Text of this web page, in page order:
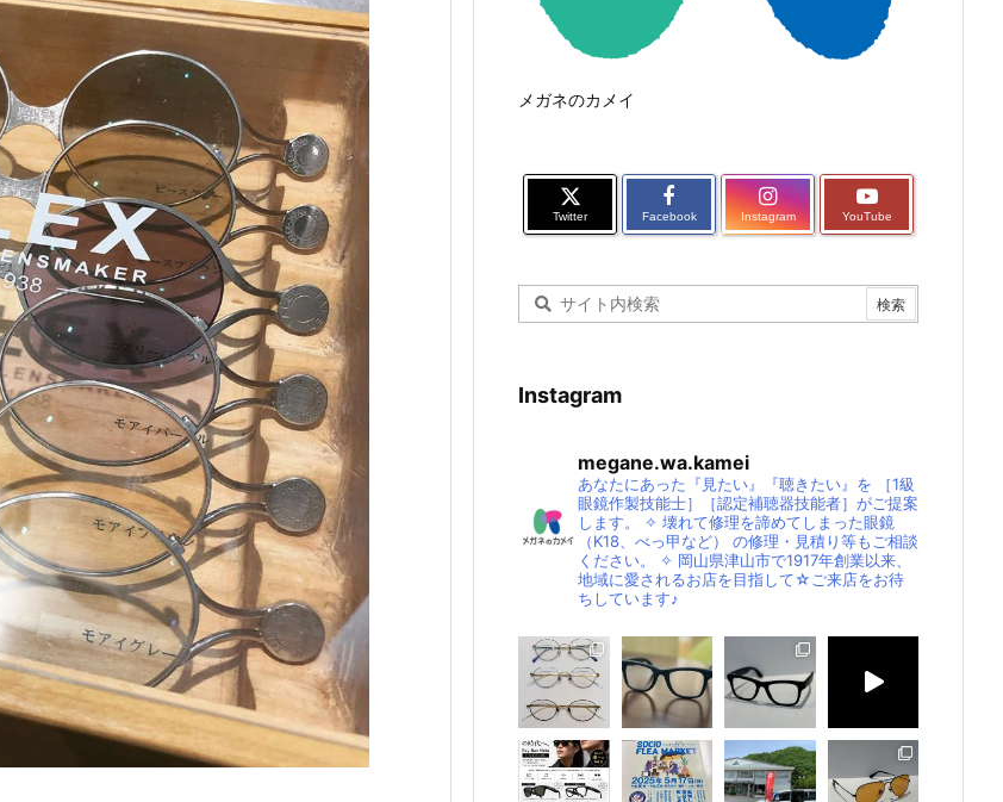
メガネのカメイ
Twitter Facebook Instagram YouTube
Instagram
megane.wa.kamei
あなたにあった『見たい』『聴きたい』を ［1級
眼鏡作製技能士］［認定補聴器技能者］がご提案
します。
✧ 壊れて修理を諦めてしまった眼鏡
（K18、べっ甲など）
の修理・見積り等もご相談
ください。
✧ 岡山県津山市で1917年創業以来、
地域に愛されるお店を目指して☆ご来店をお待
ちしています♪